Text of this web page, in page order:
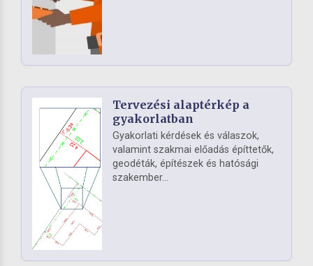
Tervezési alaptérkép a
gyakorlatban
Gyakorlati kérdések és válaszok,
valamint szakmai előadás építtetők,
geodéták, építészek és hatósági
szakember...